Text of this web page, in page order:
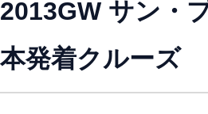
2013GW サン・
本発着クルーズ